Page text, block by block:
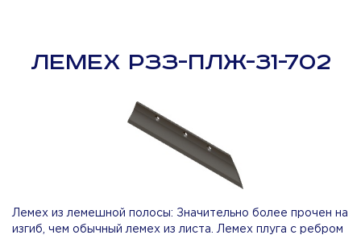
ЛЕМЕХ РЗЗ-ПЛЖ-31-702
Лемех из лемешной полосы: Значительно более прочен на
изгиб, чем обычный лемех из листа. Лемех плуга с ребром